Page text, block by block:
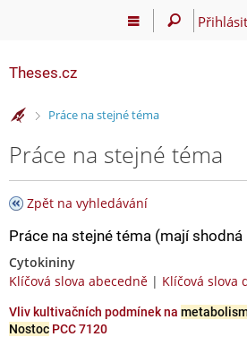
Theses.cz
>Práce na stejné téma
Práce na stejné téma
Zpět na vyhledávání
Práce na stejné téma (mají
Cytokininy
Klíčová slova abecedně | Klíčová slova
Vliv kultivačních podmínek na
Nostoc PCC 7120